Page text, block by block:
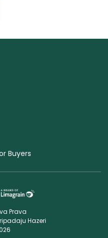
Buyers
Prava
Hazeri